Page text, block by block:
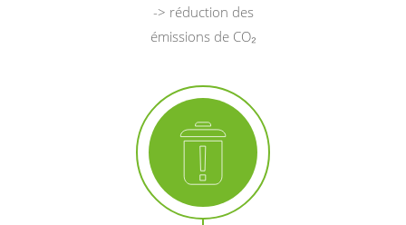
-> réduction des
émissions de CO₂